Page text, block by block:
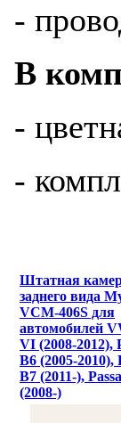
-
В
-
-
Штатная
заднего вида
VCM-406S для
автомобилей
VI (2008-2012),
B6 (2005-2010),
B7 (2011-),
(2008-)